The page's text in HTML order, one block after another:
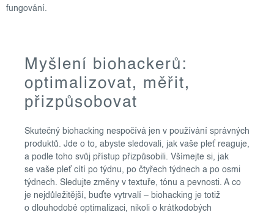
fungování.
Myšlení biohackerů:
optimalizovat, měřit,
přizpůsobovat
Skutečný biohacking nespočívá jen v používání správných
produktů. Jde o to, abyste sledovali, jak vaše pleť reaguje,
a podle toho svůj přístup přizpůsobili. Všímejte si, jak
se vaše pleť cítí po týdnu, po čtyřech týdnech a po osmi
týdnech. Sledujte změny v textuře, tónu a pevnosti. A co
je nejdůležitější, buďte vytrvalí – biohacking je totiž
o dlouhodobé optimalizaci, nikoli o krátkodobých